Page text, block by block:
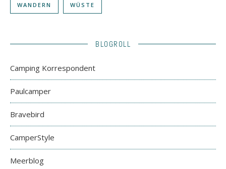
WANDERN WÜSTE
BLOGROLL
Camping Korrespondent
Paulcamper
Bravebird
CamperStyle
Meerblog